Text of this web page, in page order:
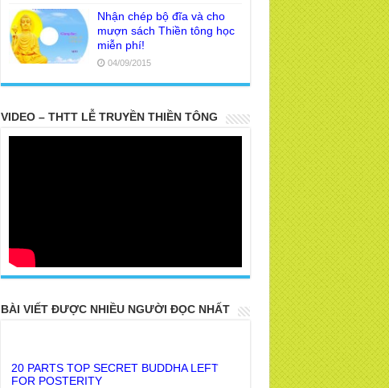
Nhận chép bộ đĩa và cho
mượn sách Thiền tông học
miễn phí!
04/09/2015
VIDEO – THTT LỄ TRUYỀN THIỀN TÔNG
BÀI VIẾT ĐƯỢC NHIỀU NGƯỜI ĐỌC NHẤT